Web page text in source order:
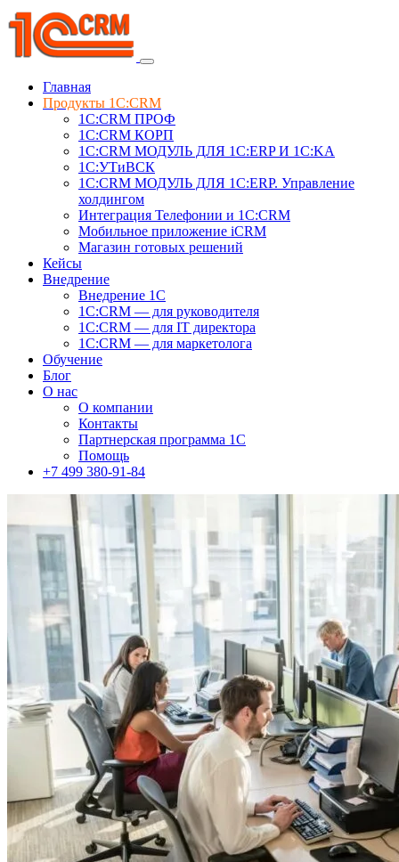
Главная
Продукты 1C:CRM
1С:CRM ПРОФ
1С:CRM КОРП
1С:CRM МОДУЛЬ ДЛЯ 1C:ERP И 1C:KA
1C:УТиВСК
1С:CRM МОДУЛЬ ДЛЯ 1C:ERP. Управление
холдингом
Интеграция Телефонии и 1C:CRM
Мобильное приложение iCRM
Магазин готовых решений
Кейсы
Внедрение
Внедрение 1C
1С:CRM — для руководителя
1С:CRM — для IT директора
1С:CRM — для маркетолога
Обучение
Блог
О нас
О компании
Контакты
Партнерская программа 1С
Помощь
+7 499 380-91-84